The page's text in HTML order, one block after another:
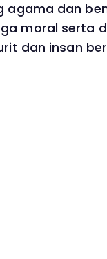
agama dan
moral serta
dan insan